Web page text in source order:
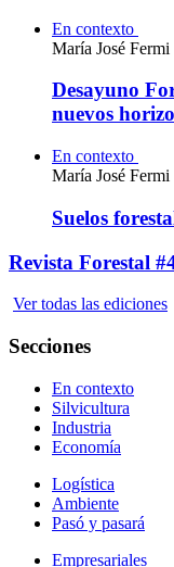
En contexto
María José Fermi
Desayuno
nuevos
En contexto
María José Fermi
Suelos
Revista Forestal
Ver todas las ediciones
Secciones
En contexto
Silvicultura
Industria
Economía
Logística
Ambiente
Pasó y pasará
Empresariales